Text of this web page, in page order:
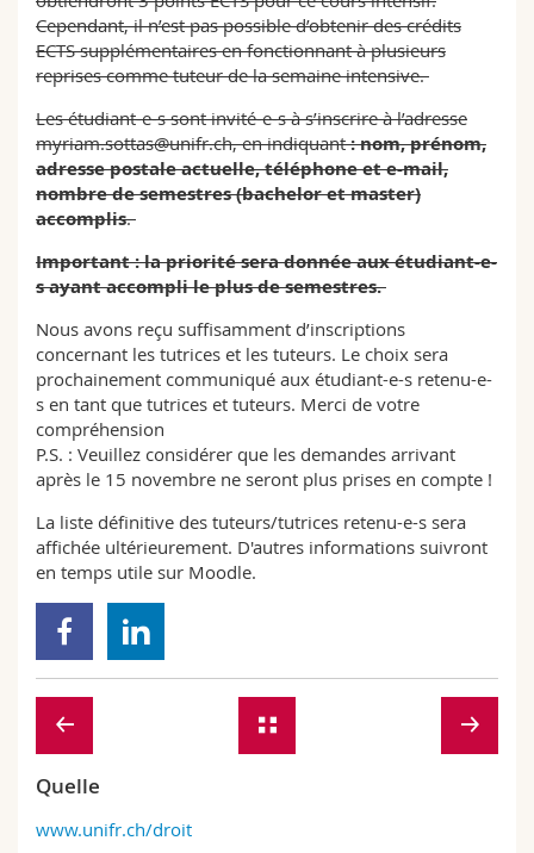
Cependant, il n’est pas possible d’obtenir des crédits
ECTS supplémentaires en fonctionnant à plusieurs
reprises comme tuteur de la semaine intensive.
Les étudiant-e-s sont invité-e-s à s’inscrire à l’adresse
myriam.sottas@unifr.ch, en indiquant: nom, prénom,
adresse postale actuelle, téléphone et e-mail,
nombre de semestres (bachelor et master)
accomplis.
Important : la priorité sera donnée aux étudiant-e-
s ayant accompli le plus de semestres.
Nous avons reçu suffisamment d’inscriptions
concernant les tutrices et les tuteurs. Le choix sera
prochainement communiqué aux étudiant-e-s retenu-e-
s en tant que tutrices et tuteurs. Merci de votre
compréhension
P.S. : Veuillez considérer que les demandes arrivant
après le 15 novembre ne seront plus prises en compte !
La liste définitive des tuteurs/tutrices retenu-e-s sera
affichée ultérieurement. D'autres informations suivront
en temps utile sur Moodle.
Quelle
www.unifr.ch/droit